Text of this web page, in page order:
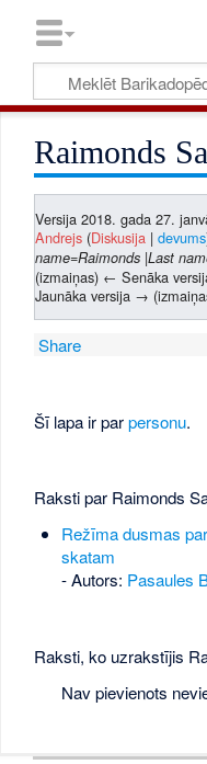
Raimonds
Versija 2018. gada 27.
Andrejs (Diskusija |devums
name=Raimonds |Last
(izmaiņas) ← Senāka
Jaunāka versija →
Share
Šī lapa ir parpersonu.
Raksti par Raimonds
Režīma dusmas
skatam
- Autors: Pasaules
Raksti, ko uzrakstījis
Nav pievienots